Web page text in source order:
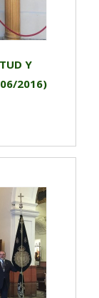
Y
06/2016)